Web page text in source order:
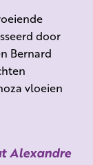
door
Bernard
vloeien
Alexandre